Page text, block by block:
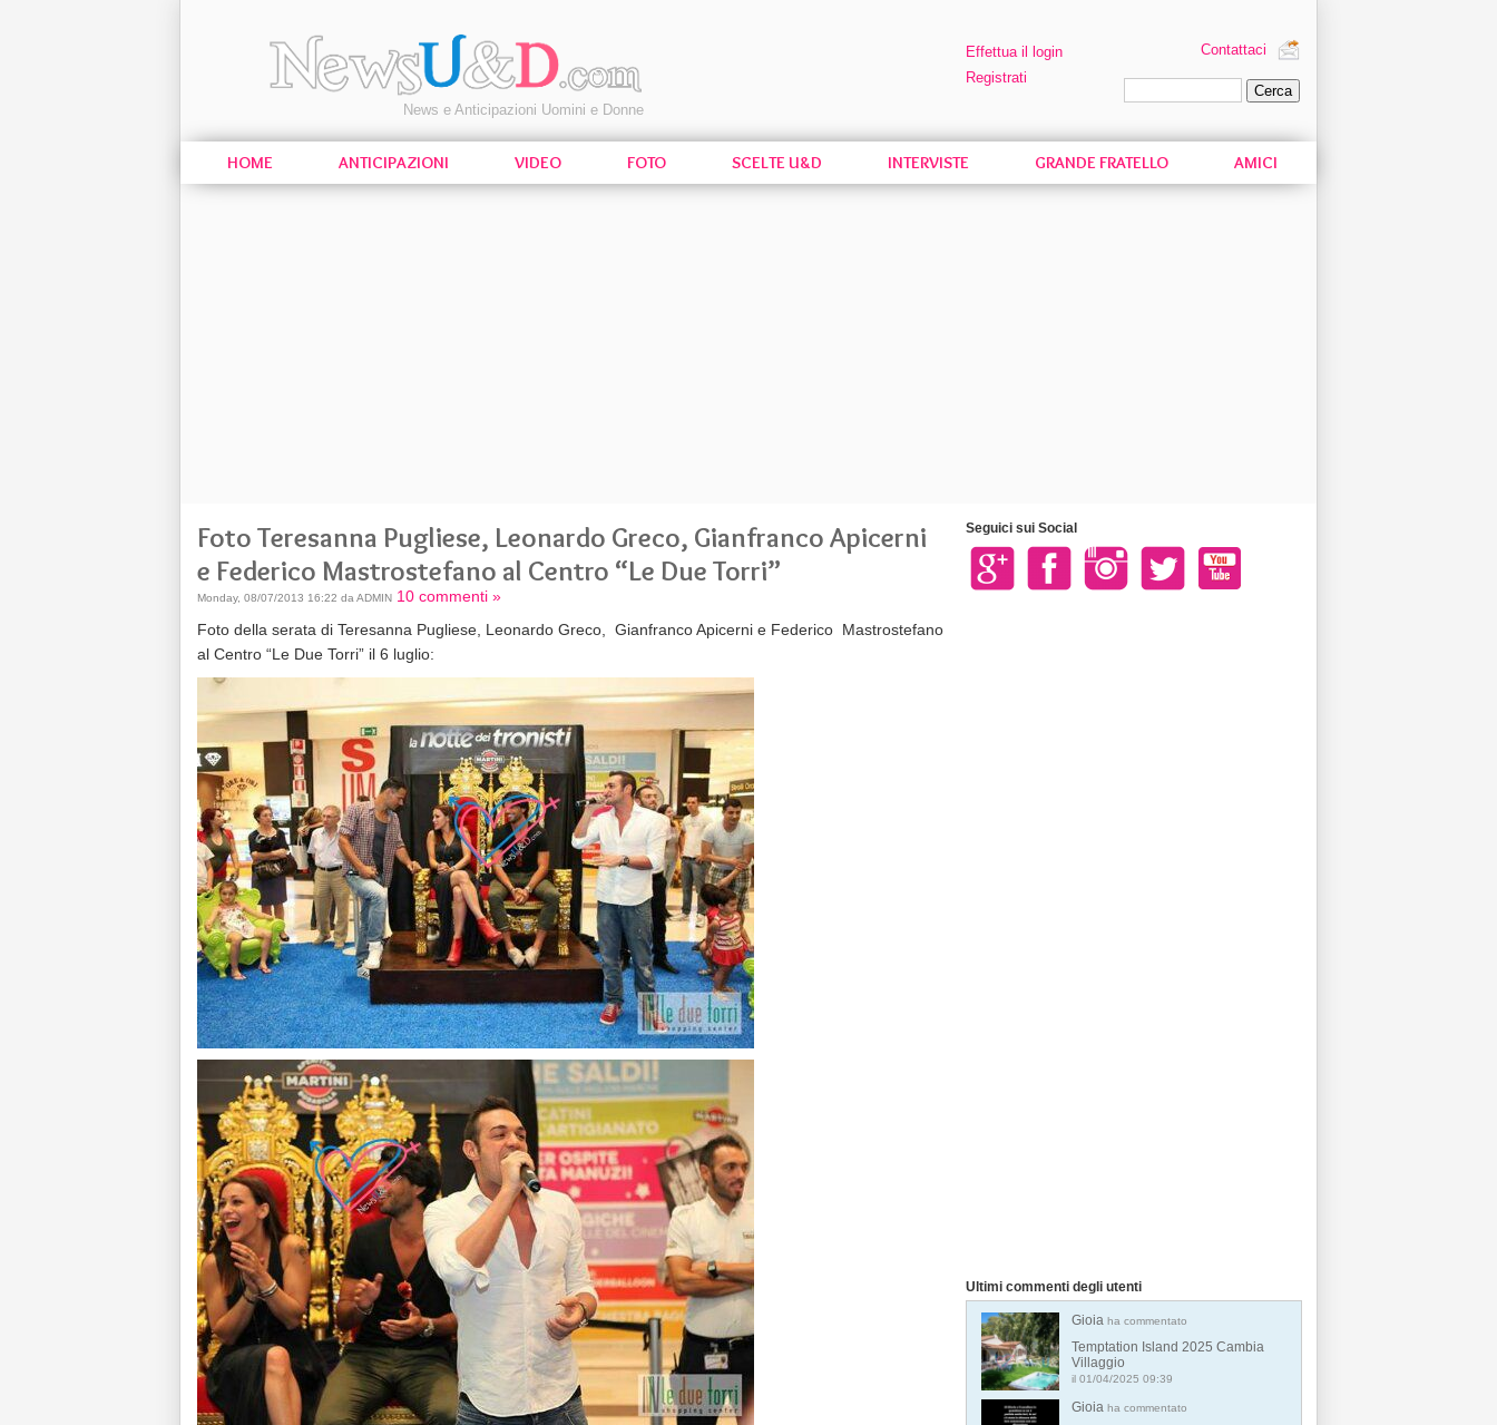
News e Anticipazioni Uomini e Donne
Effettua il login
Registrati
Contattaci
HOME ANTICIPAZIONI VIDEO FOTO SCELTE U&D INTERVISTE GRANDE FRATELLO AMICI
Foto Teresanna Pugliese, Leonardo Greco, Gianfranco Apicerni
e Federico Mastrostefano al Centro “Le Due Torri”
Monday, 08/07/2013 16:22 da ADMIN 10 commenti »
Foto della serata di Teresanna Pugliese, Leonardo Greco, Gianfranco Apicerni e Federico Mastrostefano
al Centro “Le Due Torri” il 6 luglio:
Seguici sui Social
Ultimi commenti degli utenti
Gioia ha commentato
Temptation Island 2025 Cambia
Villaggio
il 01/04/2025 09:39
Gioia ha commentato